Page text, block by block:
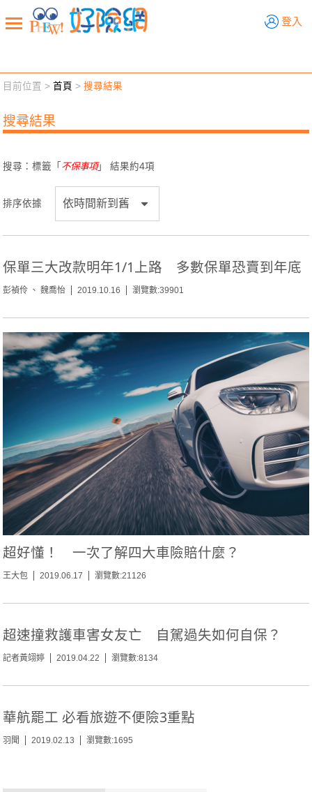
登入
新聞觀點 業務交流
退休先準備 好險學堂 輔銷工具 活動專區
目前位置 >首頁 >搜尋結果
搜尋結果
搜尋：標籤「 不保事項」 結果約4項
排序依據
保單三大改款明年1/1上路 多數保單恐賣到年底
彭禎伶 、 魏喬怡 2019.10.16 瀏覽數:39901
超好懂！ 一次了解四大車險賠什麼？
王大包 2019.06.17 瀏覽數:21126
超速撞救護車害女友亡 自駕過失如何自保？
記者黃翊婷 2019.04.22 瀏覽數:8134
華航罷工 必看旅遊不便險3重點
羽聞 2019.02.13 瀏覽數:1695